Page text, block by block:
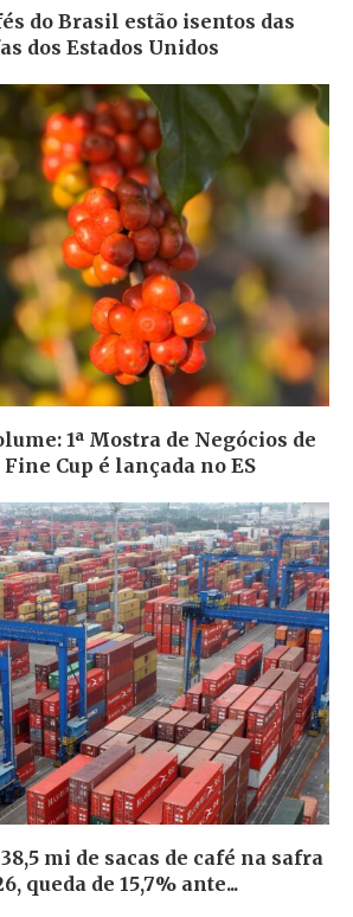
do Brasil estão isentos das
dos Estados Unidos
1ª Mostra de Negócios de
Cup é lançada no ES
mi de sacas de café na safra
queda de 15,7% ante...